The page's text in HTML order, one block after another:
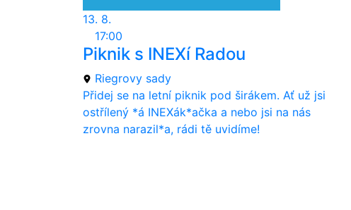
13. 8.
17:00
Piknik s INEXí Radou
Riegrovy sady
Přidej se na letní piknik pod širákem. Ať už jsi
ostřílený *á INEXák*ačka a nebo jsi na nás
zrovna narazil*a, rádi tě uvidíme!